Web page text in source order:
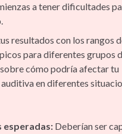
a tener dificultades
resultados con los rangos
para diferentes grupos
cómo podría afectar tu
en diferentes
esperadas: Deberían ser